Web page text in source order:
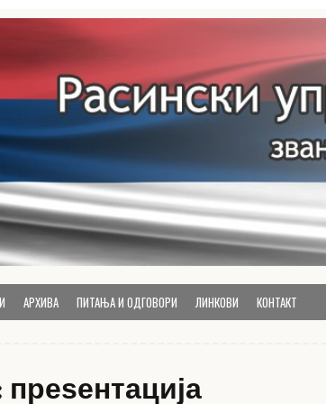
АРХИВА ПИТАЊА И ОДГОВОРИ ЛИНКОВИ КОНТАКТ
преѕентација